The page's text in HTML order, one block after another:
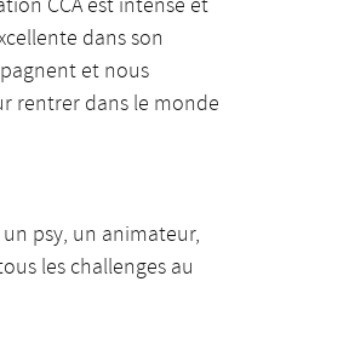
dans son
et nous
rentrer dans le monde
un psy, un animateur,
les challenges au